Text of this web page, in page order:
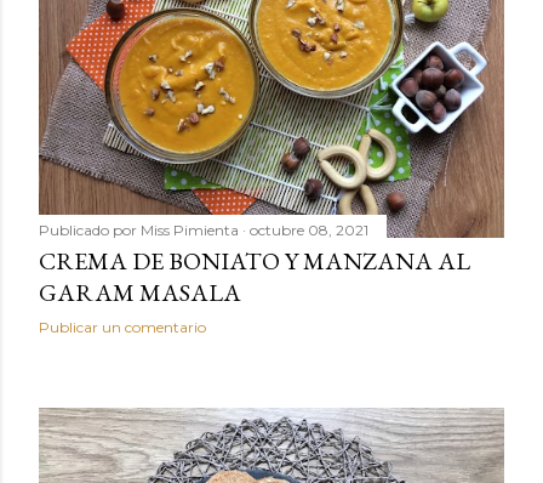
Publicado por Miss Pimienta octubre 08, 2021
CREMA DE BONIATO Y MANZANA AL
GARAM MASALA
Publicar un comentario